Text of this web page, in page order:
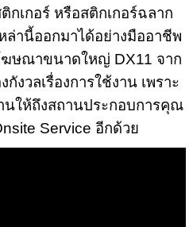
เกอร์ หรือสติกเกอร์ฉลาก
ล่านี้ออกมาได้อย่างมืออาชีพ
ฆษณาขนาดใหญ่ DX11 จาก
งวลเรื่องการใช้งาน เพราะ
นให้ถึงสถานประกอบการคุณ
Service อีกด้วย